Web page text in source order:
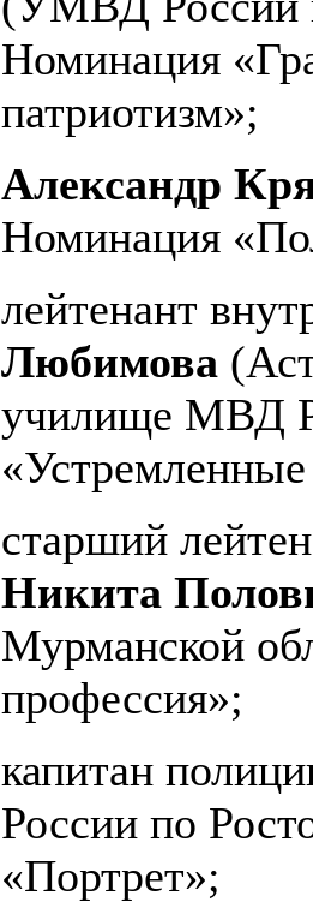
Номинация
патриотизм»;
Александр
Номинация
лейтенант
Любимова
училище МВД
старший
Никита
Мурманской
профессия»;
капитан
России по
«Портрет»;